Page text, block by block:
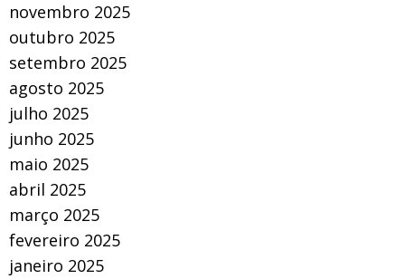
novembro 2025
outubro 2025
setembro 2025
agosto 2025
julho 2025
junho 2025
maio 2025
abril 2025
março 2025
fevereiro 2025
janeiro 2025